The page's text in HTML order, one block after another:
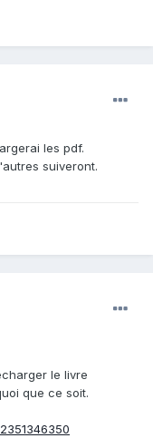
les pdf.
suiveront.
le livre
que ce soit.